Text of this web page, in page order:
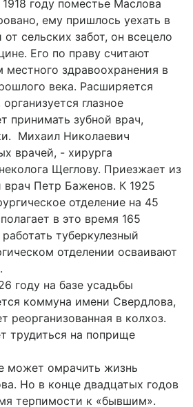
году поместье Маслова
ему пришлось уехать в
сельских забот, он всецело
Его по праву считают
здравоохранения в
века. Расширяется
глазное
принимать зубной врач,
Михаил Николаевич
врачей, - хирурга
Щеглову. Приезжает из
Петр Баженов. К 1925
отделение на 45
в это время 165
туберкулезный
отделении осваивают
году на базе усадьбы
коммуна имени Свердлова,
реорганизованная в колхоз.
трудиться на поприще
может омрачить жизнь
Но в конце двадцатых годов
терпимости к «бывшим».